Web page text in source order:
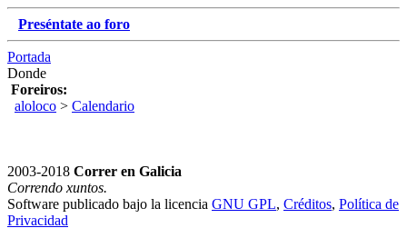
Preséntate ao foro
Portada
Donde
Foreiros:
aloloco > Calendario
2003-2018 Correr en Galicia
Correndo xuntos.
Software publicado bajo la licencia GNU GPL, Créditos, Política de
Privacidad